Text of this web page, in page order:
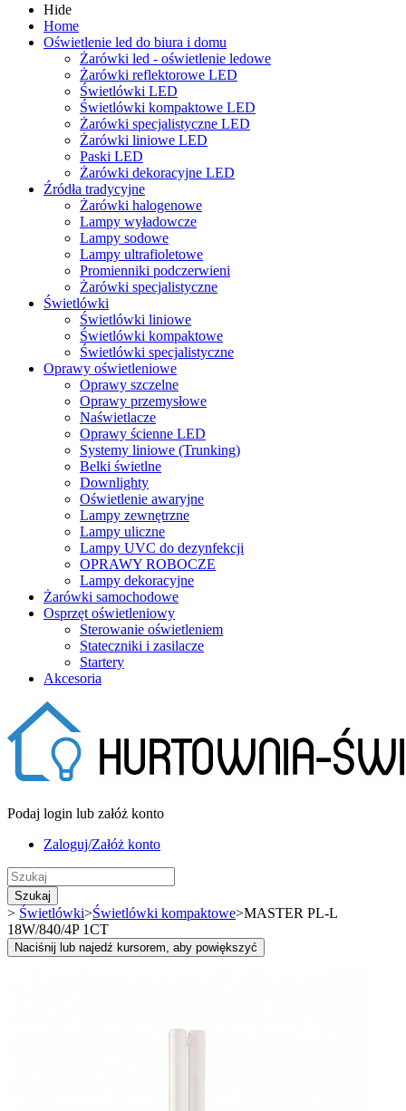
Hide
Home
Oświetlenie led do biura i domu
Żarówki led - oświetlenie ledowe
Żarówki reflektorowe LED
Świetlówki LED
Świetlówki kompaktowe LED
Żarówki specjalistyczne LED
Żarówki liniowe LED
Paski LED
Żarówki dekoracyjne LED
Źródła tradycyjne
Żarówki halogenowe
Lampy wyładowcze
Lampy sodowe
Lampy ultrafioletowe
Promienniki podczerwieni
Żarówki specjalistyczne
Świetlówki
Świetlówki liniowe
Świetlówki kompaktowe
Świetlówki specjalistyczne
Oprawy oświetleniowe
Oprawy szczelne
Oprawy przemysłowe
Naświetlacze
Oprawy ścienne LED
Systemy liniowe (Trunking)
Belki świetlne
Downlighty
Oświetlenie awaryjne
Lampy zewnętrzne
Lampy uliczne
Lampy UVC do dezynfekcji
OPRAWY ROBOCZE
Lampy dekoracyjne
Żarówki samochodowe
Osprzęt oświetleniowy
Sterowanie oświetleniem
Stateczniki i zasilacze
Startery
Akcesoria
Podaj login lub załóż konto
Zaloguj/Załóż konto
Szukaj
> Świetlówki>Świetlówki kompaktowe>MASTER PL-L
18W/840/4P 1CT
Naciśnij lub najedź kursorem, aby powiększyć